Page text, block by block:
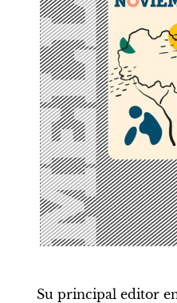
Su principal editor